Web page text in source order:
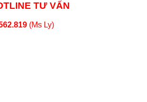
TƯ VẤN
(Ms Ly)